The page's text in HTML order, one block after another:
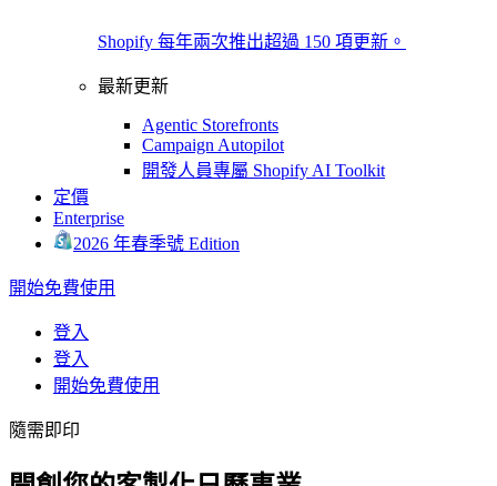
Shopify 每年兩次推出超過 150 項更新。
最新更新
Agentic Storefronts
Campaign Autopilot
開發人員專屬 Shopify AI Toolkit
定價
Enterprise
2026 年春季號 Edition
開始免費使用
登入
登入
開始免費使用
隨需即印